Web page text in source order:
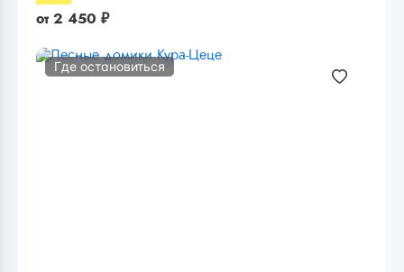
от 2 450 ₽
Где остановиться